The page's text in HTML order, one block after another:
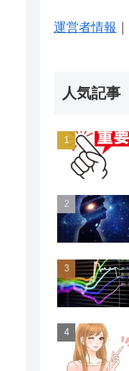
運営者情報
人気記事